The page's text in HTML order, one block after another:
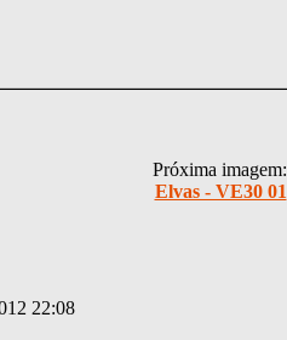
Próxima imagem:
Elvas - VE30 01
22:08